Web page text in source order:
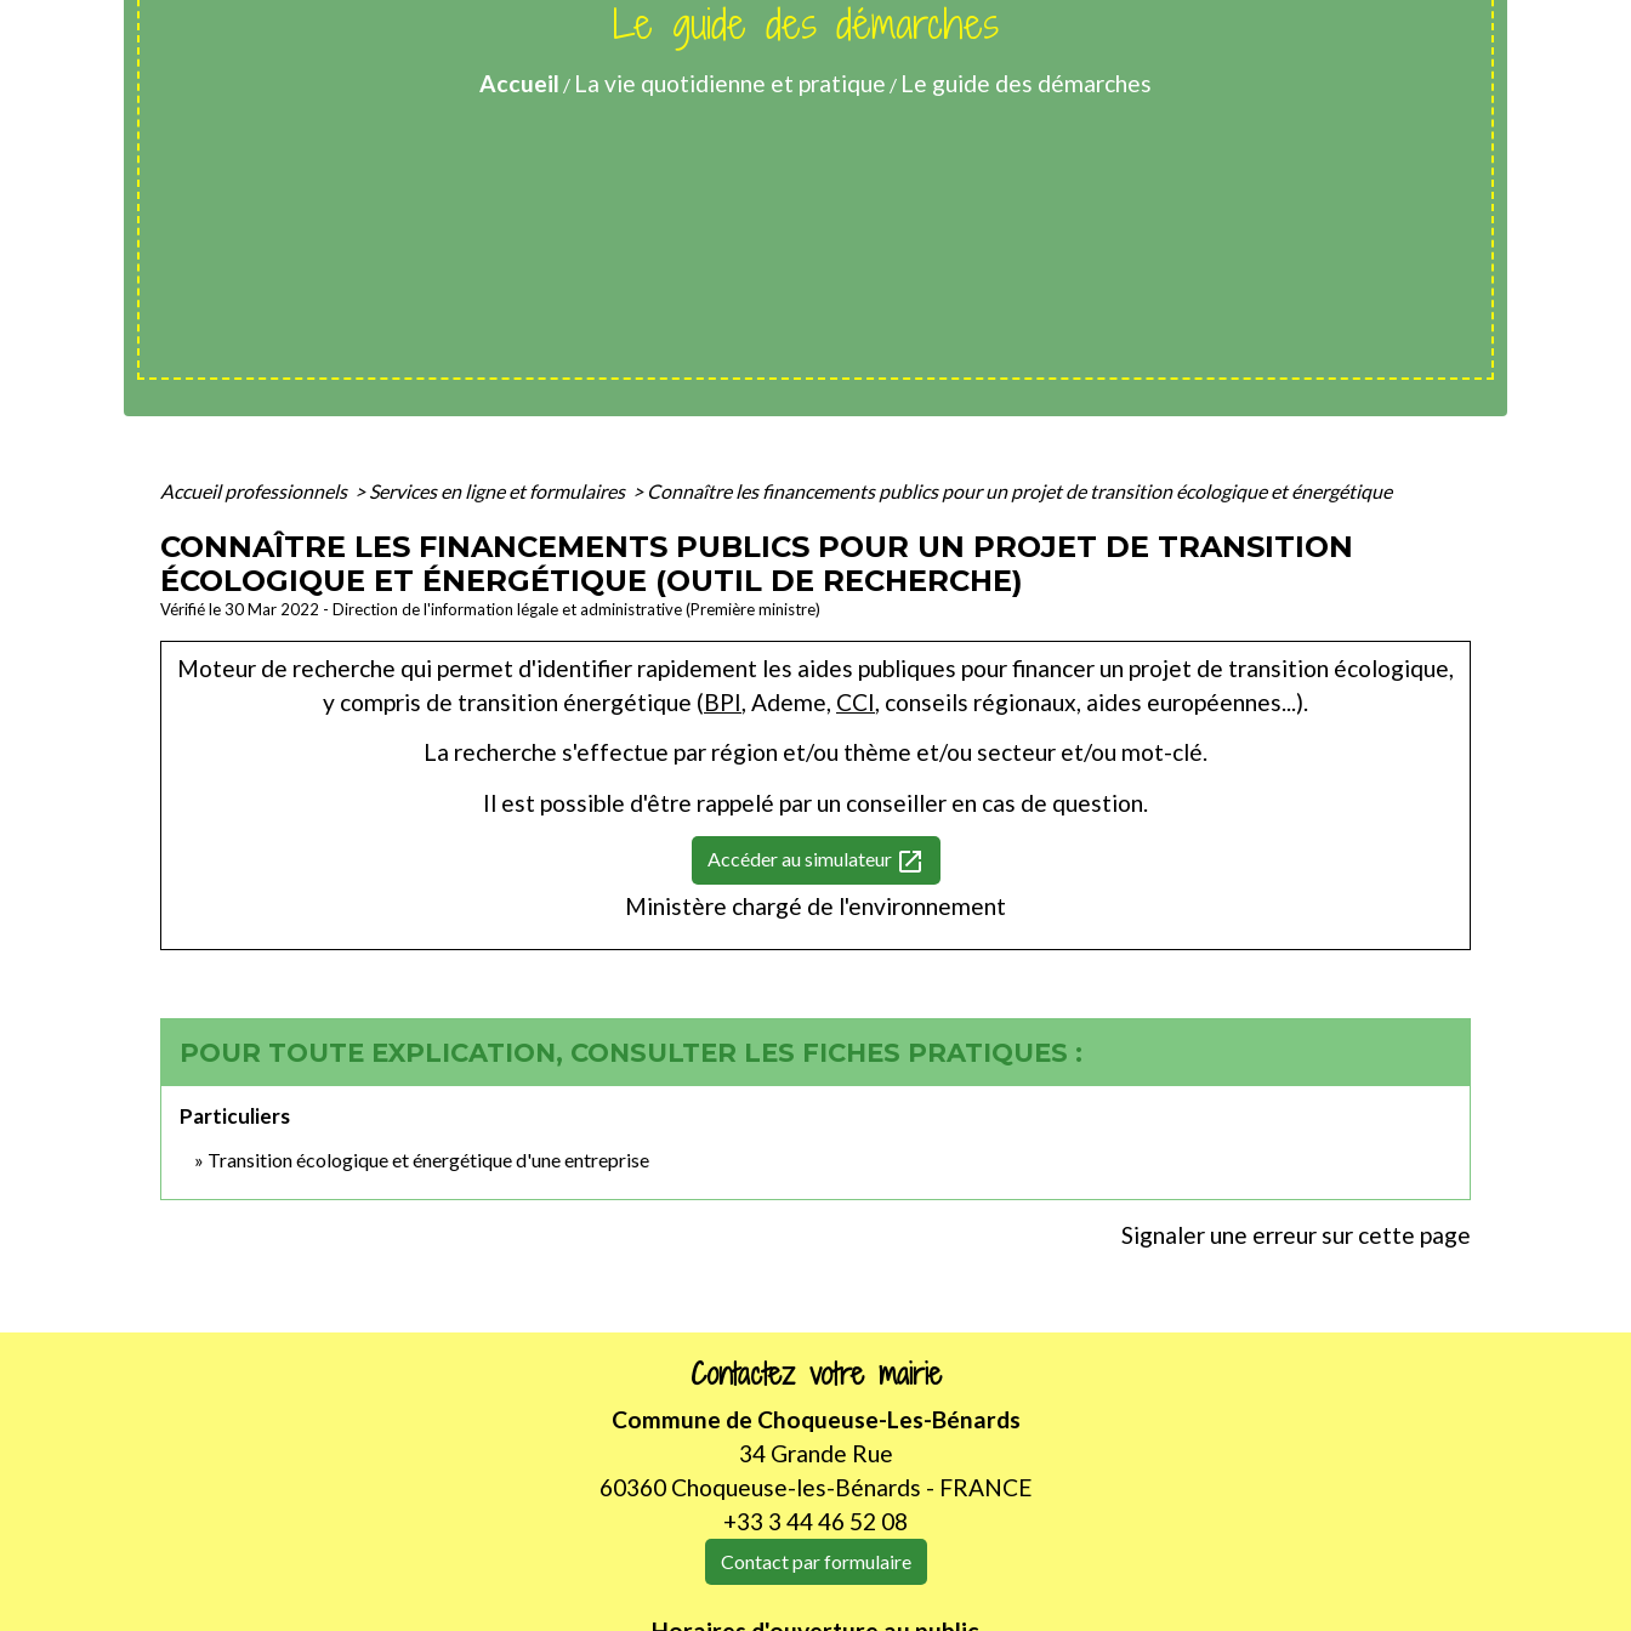
Le guide des démarches
Accueil / La vie quotidienne et pratique / Le guide des démarches
Accueil professionnels > Services en ligne et formulaires > Connaître les financements publics pour un projet de transition écologique et énergétique
CONNAÎTRE LES FINANCEMENTS PUBLICS POUR UN PROJET DE TRANSITION
ÉCOLOGIQUE ET ÉNERGÉTIQUE (OUTIL DE RECHERCHE)
Vérifié le 30 Mar 2022 - Direction de l'information légale et administrative (Première ministre)
Moteur de recherche qui permet d'identifier rapidement les aides publiques pour financer un projet de transition écologique,
y compris de transition énergétique (BPI, Ademe, CCI, conseils régionaux, aides européennes...).
La recherche s'effectue par région et/ou thème et/ou secteur et/ou mot-clé.
Il est possible d'être rappelé par un conseiller en cas de question.
Accéder au simulateur open_in_new
Ministère chargé de l'environnement
POUR TOUTE EXPLICATION, CONSULTER LES FICHES PRATIQUES :
Particuliers
Transition écologique et énergétique d'une entreprise
Signaler une erreur sur cette page
Contactez votre mairie
Commune de Choqueuse-Les-Bénards
34 Grande Rue
60360 Choqueuse-les-Bénards - FRANCE
+33 3 44 46 52 08
Contact par formulaire